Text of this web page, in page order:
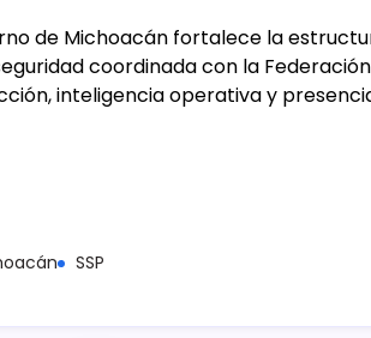
de Michoacán fortalece la
coordinada con la
inteligencia operativa y
SSP